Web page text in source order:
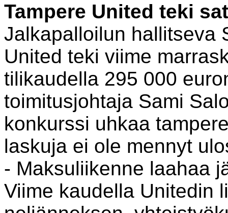
Tampere United teki
Jalkapalloilun hallitseva
United teki viime
tilikaudella 295 000
toimitusjohtaja Sami
konkurssi uhkaa
laskuja ei ole mennyt
- Maksuliikenne laahaa
Viime kaudella Unitedin